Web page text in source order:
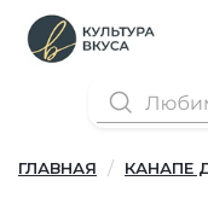
ГЛАВНАЯ КАНАПЕ